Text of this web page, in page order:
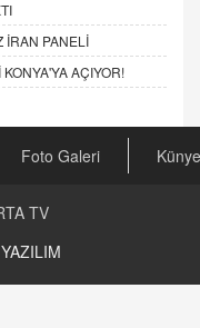
İRAN PANELİ
AÇIYOR!
Foto Galeri Künye
TV